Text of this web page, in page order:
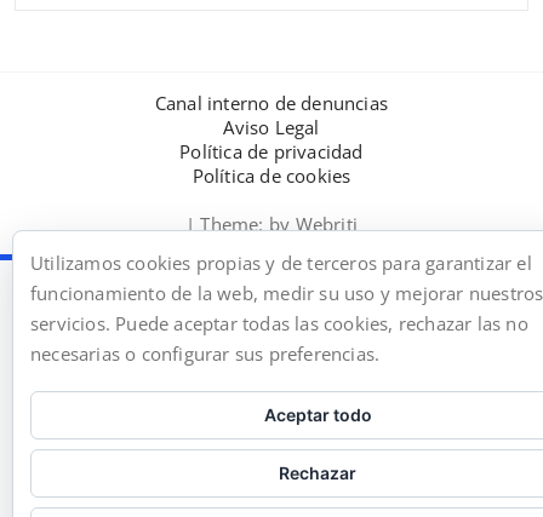
Canal interno de denuncias
Aviso Legal
Política de privacidad
Política de cookies
| Theme:by Webriti
Utilizamos cookies propias y de terceros para garantizar el
funcionamiento de la web, medir su uso y mejorar nuestros
servicios. Puede aceptar todas las cookies, rechazar las no
necesarias o configurar sus preferencias.
Aceptar todo
Rechazar